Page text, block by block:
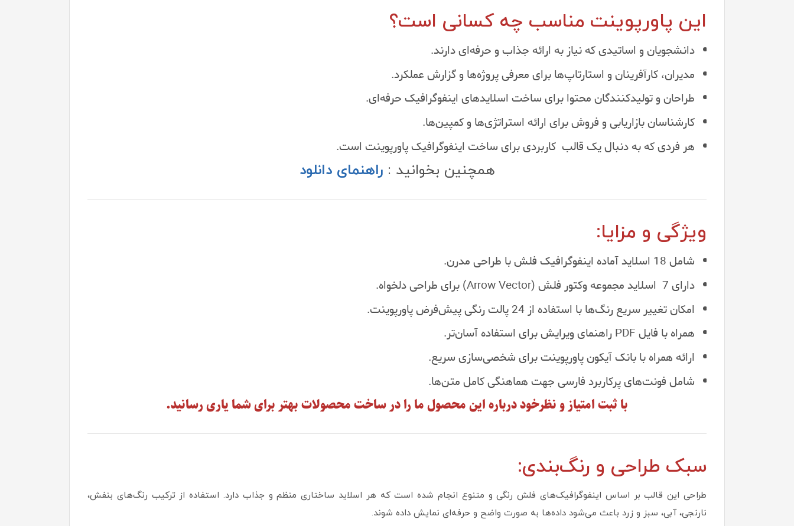
این پاورپوینت مناسب چه کسانی است؟
دانشجویان و اساتیدی که نیاز به ارائه جذاب و حرفه‌ای دارند.
مدیران، کارآفرینان و استارتاپ‌ها برای معرفی پروژه‌ها و گزارش عملکرد.
طراحان و تولیدکنندگان محتوا برای ساخت اسلایدهای اینفوگرافیک حرفه‌ای.
کارشناسان بازاریابی و فروش برای ارائه استراتژی‌ها و کمپین‌ها.
هر فردی که به دنبال یک قالب کاربردی برای ساخت اینفوگرافیک پاورپوینت است.
همچنین بخوانید :راهنمای دانلود
ویژگی‌ و مزایا:
شامل 18 اسلاید آماده اینفوگرافیک فلش با طراحی مدرن.
دارای 7 اسلاید مجموعه وکتور فلش (Arrow Vector) برای طراحی دلخواه.
امکان تغییر سریع رنگ‌ها با استفاده از 24 پالت رنگی پیش‌فرض پاورپوینت.
همراه با فایل PDF راهنمای ویرایش برای استفاده آسان‌تر.
ارائه همراه با بانک آیکون پاورپوینت برای شخصی‌سازی سریع.
شامل فونت‌های پرکاربرد فارسی جهت هماهنگی کامل متن‌ها.
با ثبت امتیاز و نظرخود درباره این محصول ما را در ساخت محصولات بهتر برای شما یاری رسانید.
سبک طراحی و رنگ‌بندی:
طراحی این قالب بر اساس اینفوگرافیک‌های فلش رنگی و متنوع انجام شده است که هر اسلاید ساختاری منظم و جذاب دارد. استفاده از ترکیب رنگ‌های بنفش،
نارنجی، آبی، سبز و زرد باعث می‌شود داده‌ها به صورت واضح و حرفه‌ای نمایش داده شوند.